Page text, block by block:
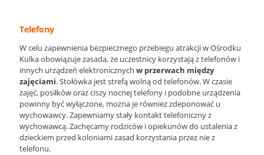
Telefony
W celu zapewnienia bezpiecznego przebiegu atrakcji w Ośrodku
Kulka obowiązuje zasada, że uczestnicy korzystają z telefonów i
innych urządzeń elektronicznych w przerwach między
zajęciami. Stołówka jest strefą wolną od telefonów. W czasie
zajęć, posiłków oraz ciszy nocnej telefony i podobne urządzenia
powinny być wyłączone, można je również zdeponować u
wychowawcy. Zapewniamy stały kontakt telefoniczny z
wychowawcą. Zachęcamy rodziców i opiekunów do ustalenia z
dzieckiem przed koloniami zasad korzystania przez nie z
telefonu.